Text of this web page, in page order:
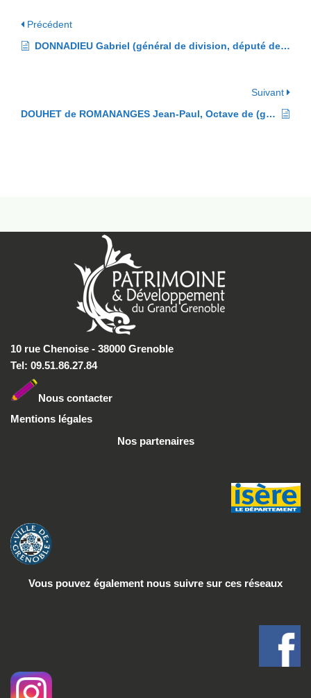
Précédent
DONNADIEU Gabriel (général de division, député de la restauration)
Suivant
DOUHET de ROMANANGES Jean-Paul, Octave de (général)
10 rue Chenoise - 38000 Grenoble
Tel: 09.51.86.27.84
Nous contacter
Mentions légales
Nos partenaires
Vous pouvez également nous suivre sur ces réseaux